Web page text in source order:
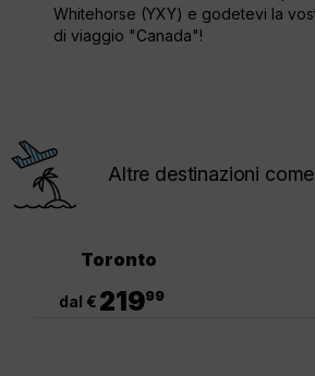
Whitehorse (YXY) e godetevi la
di viaggio "Canada"!
Altre destinazioni
Toronto
dal € 21999